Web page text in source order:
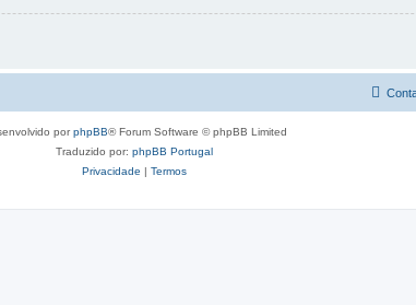
porphpBB® Forum Software © phpBB Limited
Traduzido por: phpBB Portugal
Privacidade | Termos